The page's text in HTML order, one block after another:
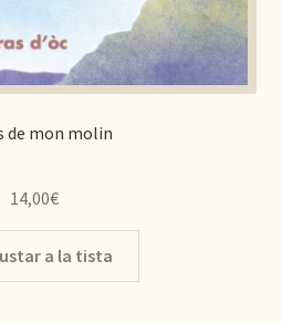
de mon molin
14,00€
a la tista